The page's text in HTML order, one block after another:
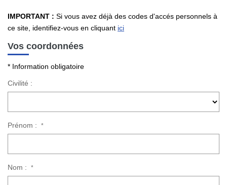
IMPORTANT : Si vous avez déjà des codes d'accés personnels à
ce site, identifiez-vous en cliquant ici
Vos coordonnées
* Information obligatoire
Civilité :
Prénom : *
Nom : *